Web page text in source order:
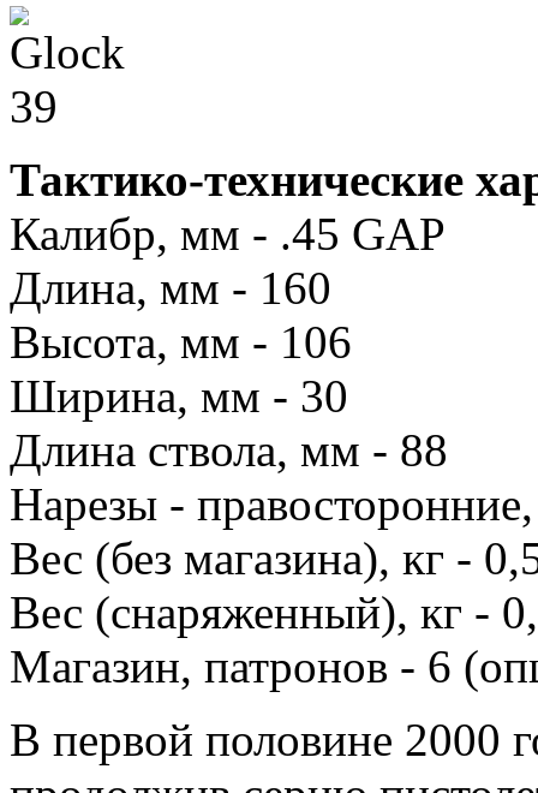
Тактико-технические
Калибр, мм - .45 GAP
Длина, мм - 160
Высота, мм - 106
Ширина, мм - 30
Длина ствола, мм - 88
Нарезы -
Вес (без магазина), кг -
Вес (снаряженный), кг -
Магазин, патронов - 6
В первой половине 2000